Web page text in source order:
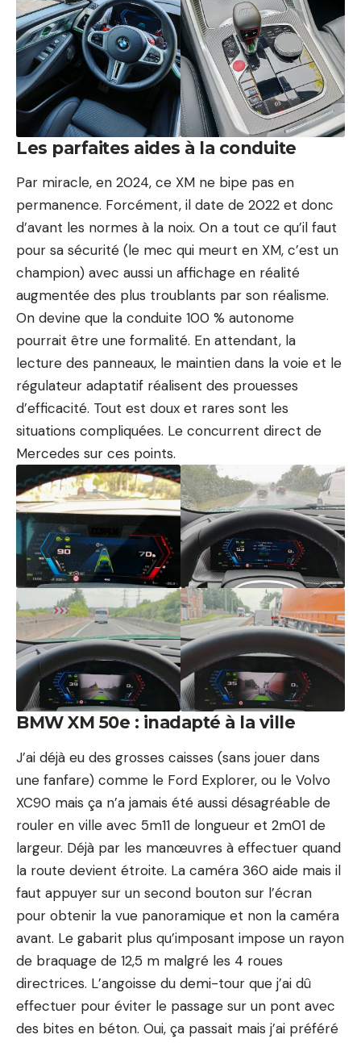
Les parfaites aides à la conduite
Par miracle, en 2024, ce XM ne bipe pas en
permanence. Forcément, il date de 2022 et donc
d’avant les normes à la noix. On a tout ce qu’il faut
pour sa sécurité (le mec qui meurt en XM, c’est un
champion) avec aussi un affichage en réalité
augmentée des plus troublants par son réalisme.
On devine que la conduite 100 % autonome
pourrait être une formalité. En attendant, la
lecture des panneaux, le maintien dans la voie et le
régulateur adaptatif réalisent des prouesses
d’efficacité. Tout est doux et rares sont les
situations compliquées. Le concurrent direct de
Mercedes sur ces points.
BMW XM 50e : inadapté à la ville
J’ai déjà eu des grosses caisses (sans jouer dans
une fanfare) comme le Ford Explorer, ou le Volvo
XC90 mais ça n’a jamais été aussi désagréable de
rouler en ville avec 5m11 de longueur et 2m01 de
largeur. Déjà par les manœuvres à effectuer quand
la route devient étroite. La caméra 360 aide mais il
faut appuyer sur un second bouton sur l’écran
pour obtenir la vue panoramique et non la caméra
avant. Le gabarit plus qu’imposant impose un rayon
de braquage de 12,5 m malgré les 4 roues
directrices. L’angoisse du demi-tour que j’ai dû
effectuer pour éviter le passage sur un pont avec
des bites en béton. Oui, ça passait mais j’ai préféré